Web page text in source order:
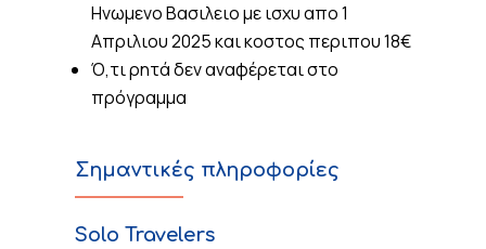
Ηνωμενο Βασιλειο με ισχυ απο 1
Απριλιου 2025 και κοστος περιπου 18€
Ό,τι ρητά δεν αναφέρεται στο
πρόγραμμα
Σημαντικές πληροφορίες
Solo Travelers